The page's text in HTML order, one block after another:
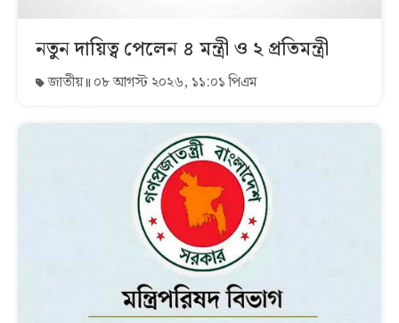
নতুন দায়িত্ব পেলেন ৪ মন্ত্রী ও ২ প্রতিমন্ত্রী
জাতীয় ০৮ আগস্ট ২০২৬, ১১:০১ পিএম